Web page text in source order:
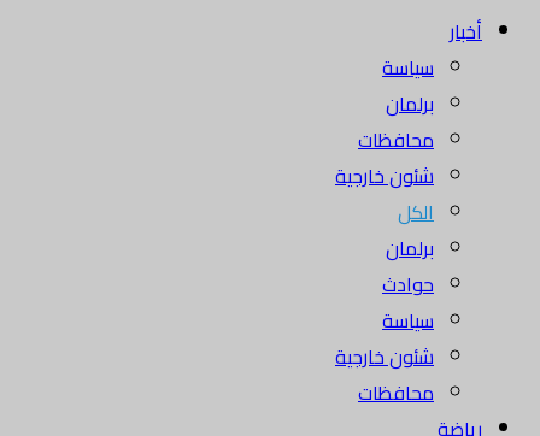
أخبار
سياسة
برلمان
محافظات
شئون خارجية
الكل
برلمان
حوادث
سياسة
شئون خارجية
محافظات
رياضة